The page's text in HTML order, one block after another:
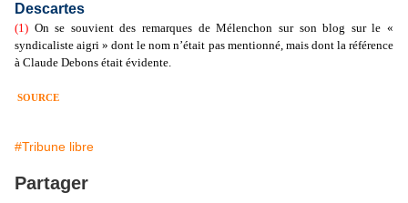
Descartes
(1) On se souvient des remarques de Mélenchon sur son blog sur le «
syndicaliste aigri » dont le nom n’était pas mentionné, mais dont la référence
à Claude Debons était évidente.
SOURCE
#Tribune libre
Partager